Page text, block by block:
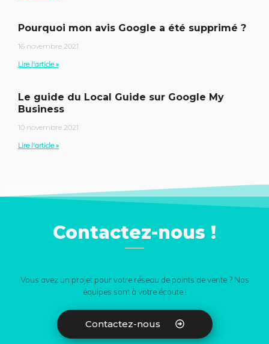
Pourquoi mon avis Google a été supprimé ?
16 novembre 2021
Lire l'article »
Le guide du Local Guide sur Google My
Business
10 novembre 2021
Lire l'article »
Contactez-nous !
Vous avez un projet pour votre réseau de points de vente ? Nos
équipes sont à votre écoute !
Contactez-nous